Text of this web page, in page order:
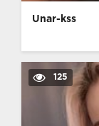
Unar-kss
125